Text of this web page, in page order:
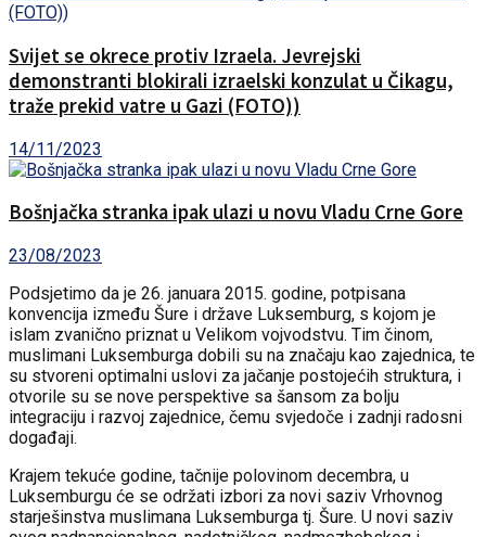
Svijet se okrece protiv Izraela. Jevrejski
demonstranti blokirali izraelski konzulat u Čikagu,
traže prekid vatre u Gazi (FOTO))
14/11/2023
Bošnjačka stranka ipak ulazi u novu Vladu Crne Gore
23/08/2023
Podsjetimo da je 26. januara 2015. godine, potpisana
konvencija između Šure i države Luksemburg, s kojom je
islam zvanično priznat u Velikom vojvodstvu. Tim činom,
muslimani Luksemburga dobili su na značaju kao zajednica, te
su stvoreni optimalni uslovi za jačanje postojećih struktura, i
otvorile su se nove perspektive sa šansom za bolju
integraciju i razvoj zajednice, čemu svjedoče i zadnji radosni
događaji.
Krajem tekuće godine, tačnije polovinom decembra, u
Luksemburgu će se održati izbori za novi saziv Vrhovnog
starješinstva muslimana Luksemburga tj. Šure. U novi saziv